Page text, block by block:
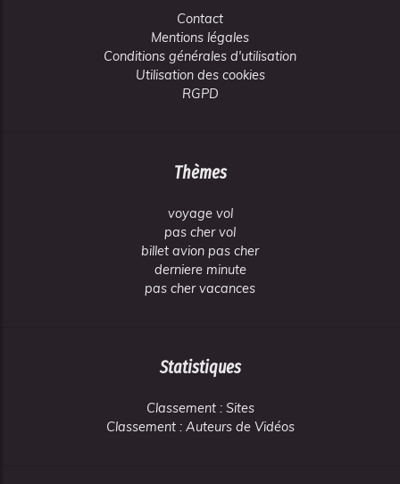
Contact
Mentions légales
Conditions générales d'utilisation
Utilisation des cookies
RGPD
Thèmes
voyage vol
pas cher vol
billet avion pas cher
derniere minute
pas cher vacances
Statistiques
Classement : Sites
Classement : Auteurs de Vidéos